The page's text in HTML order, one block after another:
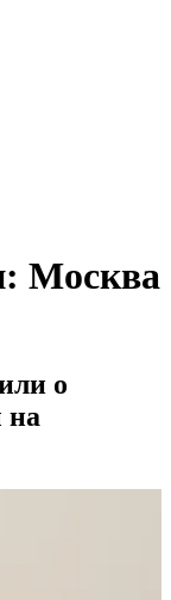
Москва
о
на